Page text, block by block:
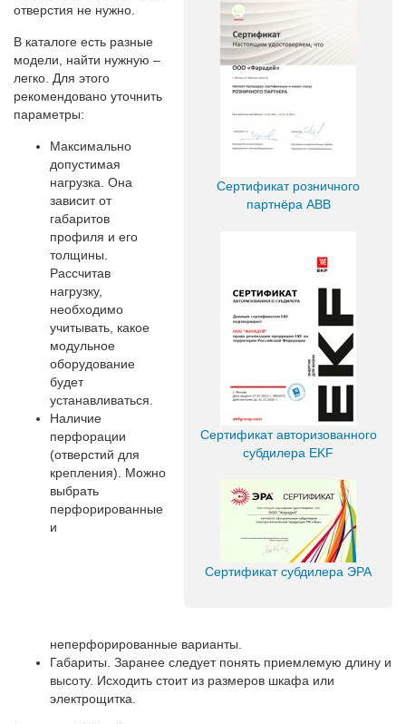
Сертификат розничного
партнёра ABB
Сертификат авторизованного
субдилера EKF
Сертификат субдилера ЭРА
отверстия не нужно.
В каталоге есть разные
модели, найти нужную –
легко. Для этого
рекомендовано уточнить
параметры:
Максимально
допустимая
нагрузка. Она
зависит от
габаритов
профиля и его
толщины.
Рассчитав
нагрузку,
необходимо
учитывать, какое
модульное
оборудование
будет
устанавливаться.
Наличие
перфорации
(отверстий для
крепления). Можно
выбрать
перфорированные
и
неперфорированные варианты.
Габариты. Заранее следует понять приемлемую длину и
высоту. Исходить стоит из размеров шкафа или
электрощитка.